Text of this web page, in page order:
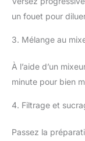
un fouet pour
3. Mélange au
À l’aide d’un
minute pour bien
4. Filtrage et
Passez la